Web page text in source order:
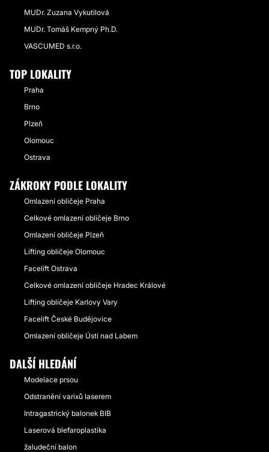
MUDr. Zuzana Vykutilová
MUDr. Tomáš Kempný Ph.D.
VASCUMED s.r.o.
TOP LOKALITY
Praha
Brno
Plzeň
Olomouc
Ostrava
ZÁKROKY PODLE LOKALITY
Omlazení obličeje Praha
Celkové omlazení obličeje Brno
Omlazení obličeje Plzeň
Lifting obličeje Olomouc
Facelift Ostrava
Celkové omlazení obličeje Hradec Králové
Lifting obličeje Karlovy Vary
Facelift České Budějovice
Omlazení obličeje Ústí nad Labem
DALŠÍ HLEDÁNÍ
Modelace prsou
Odstranění varixů laserem
Intragastrický balonek BIB
Laserová blefaroplastika
žaludeční balon